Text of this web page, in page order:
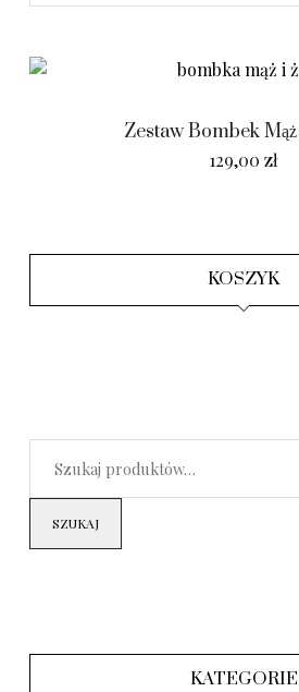
Zestaw Bombek
129,00 zł
KOSZYK
SZUKAJ
KATEGORIE